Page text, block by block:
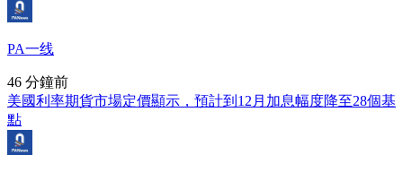
PA一线
46 分鐘前
美國利率期貨市場定價顯示，預計到12月加息幅度降至28個基
點